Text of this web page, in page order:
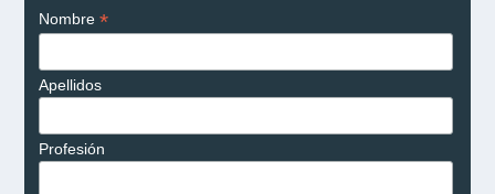
Nombre *
Apellidos
Profesión